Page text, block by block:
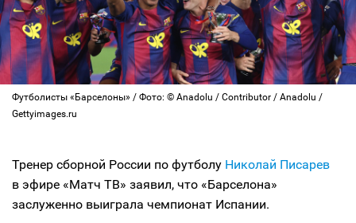
Футболисты «Барселоны» / Фото: © Anadolu / Contributor / Anadolu /
Gettyimages.ru
Тренер сборной России по футболу Николай Писарев
в эфире «Матч ТВ» заявил, что «Барселона»
заслуженно выиграла чемпионат Испании.